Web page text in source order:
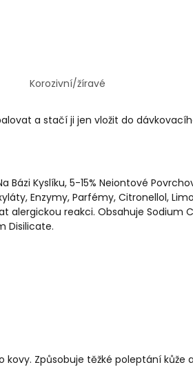
Korozivní/žíravé
a stačí ji jen vložit do
Bázi Kyslíku, 5-15% Neiontové
Enzymy, Parfémy, Citronellol,
alergickou reakci. Obsahuje Sodium
Disilicate.
kovy. Způsobuje těžké poleptání kůže